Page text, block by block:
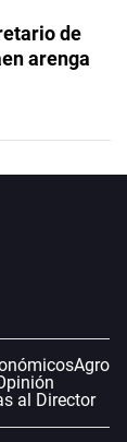
de
arenga
Agro
al Director